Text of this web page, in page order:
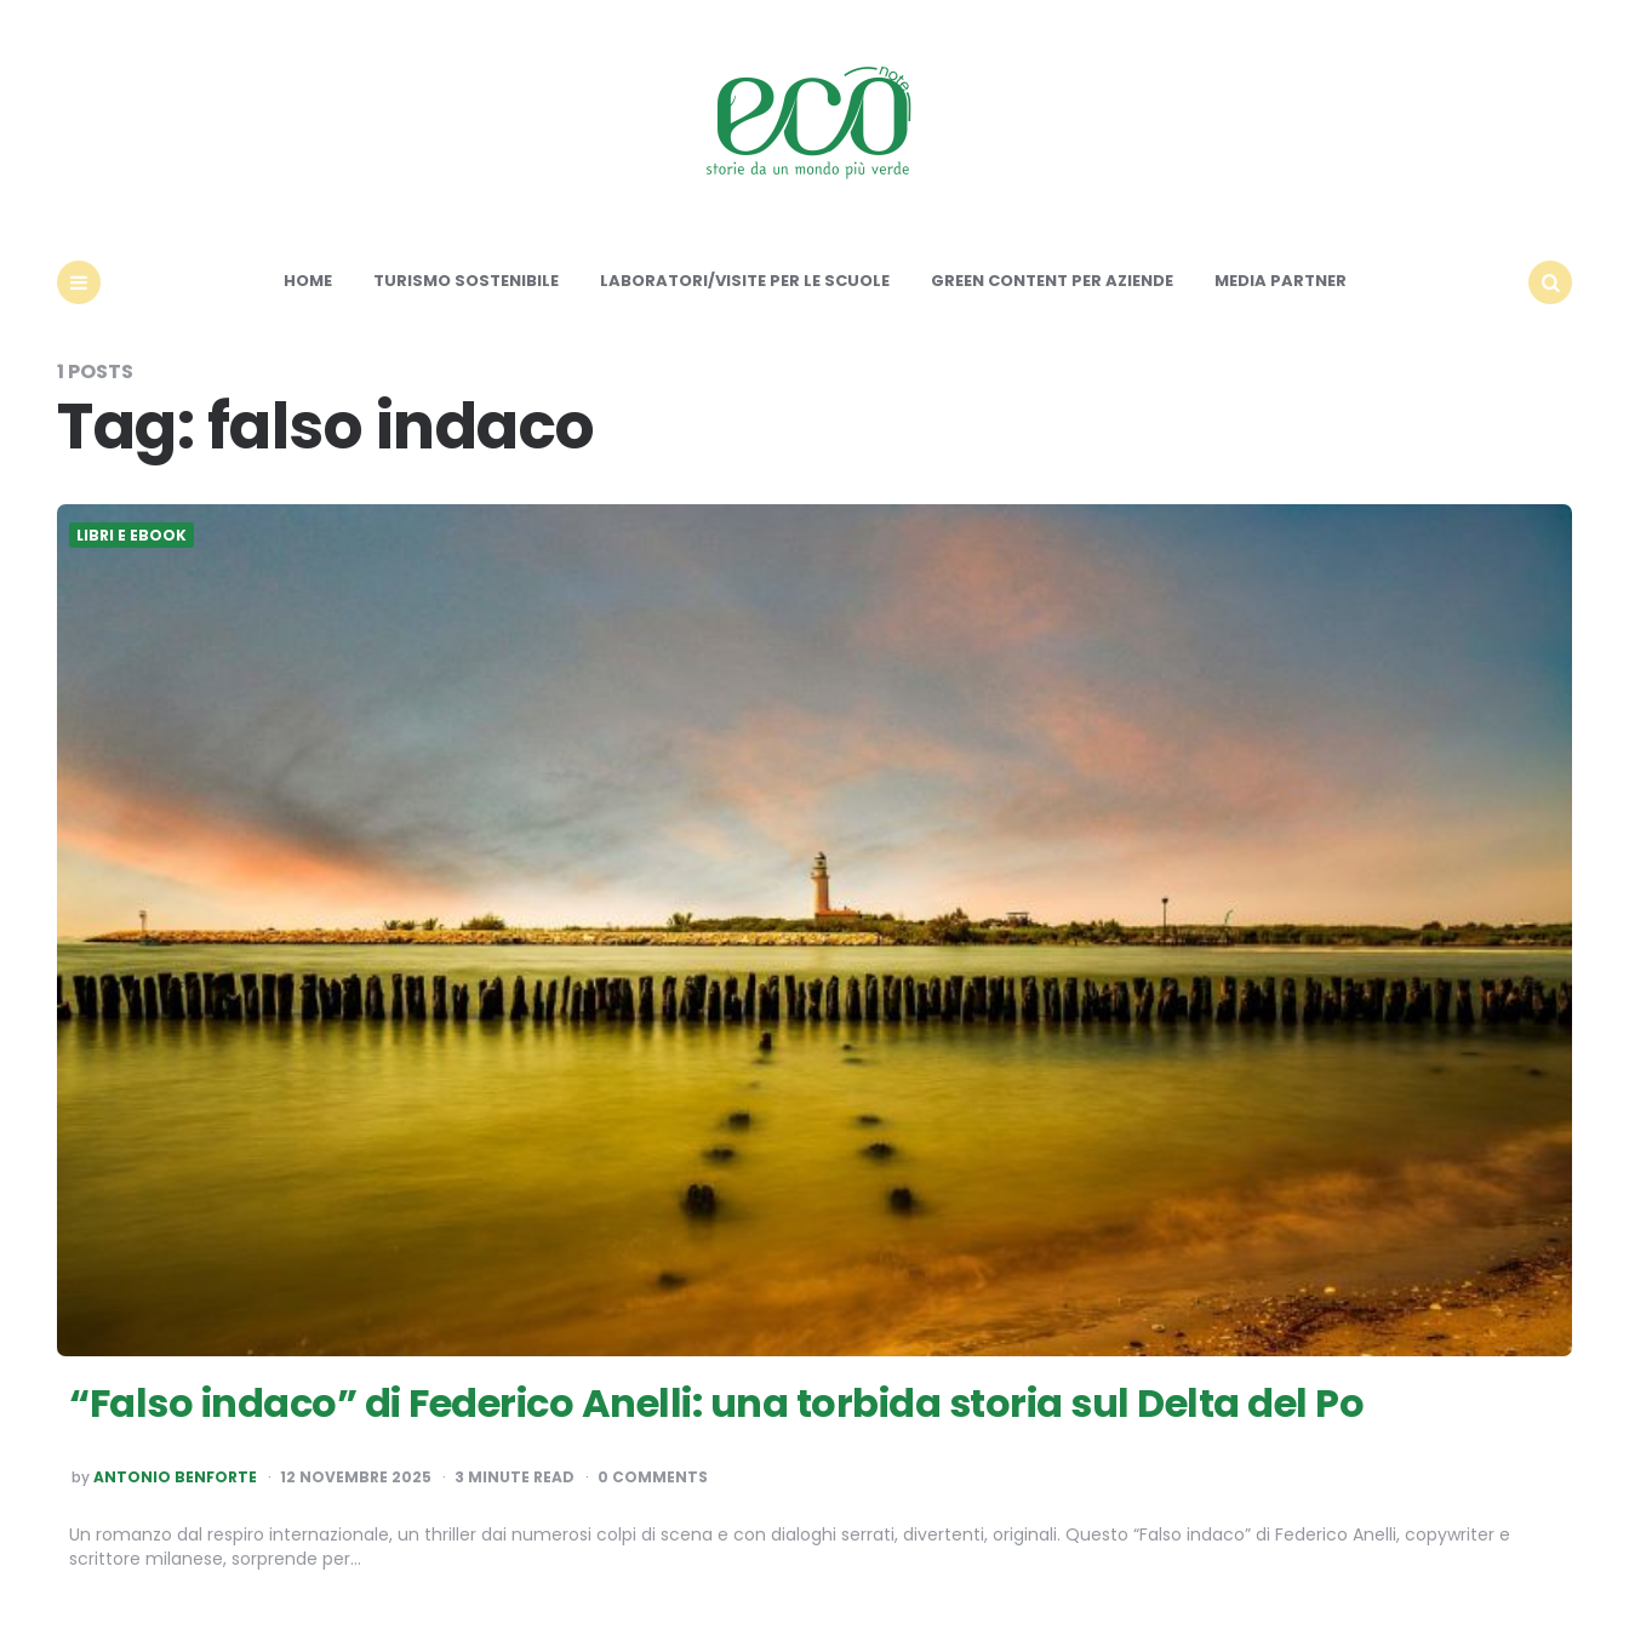
HOME TURISMO SOSTENIBILE LABORATORI/VISITE PER LE SCUOLE GREEN CONTENT PER AZIENDE
MEDIA PARTNER
1 POSTS
Tag:falso indaco
LIBRI E EBOOK
“Falso indaco” di Federico Anelli: una torbida storia sul Delta del Po
POSTED
BY
byANTONIO BENFORTE 12 NOVEMBRE 2025 3 MINUTE READ 0 COMMENTS
Un romanzo dal respiro internazionale, un thriller dai numerosi colpi di scena e con dialoghi serrati, divertenti, originali. Questo “Falso indaco” di Federico Anelli, copywriter e
scrittore milanese, sorprende per…